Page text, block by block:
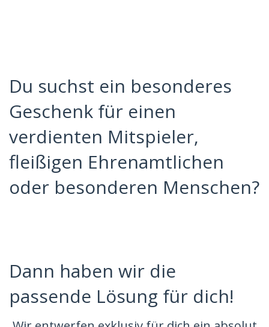
Du suchst ein besonderes
Geschenk für einen
verdienten Mitspieler,
fleißigen Ehrenamtlichen
oder besonderen Menschen?
Dann haben wir die
passende Lösung für dich!